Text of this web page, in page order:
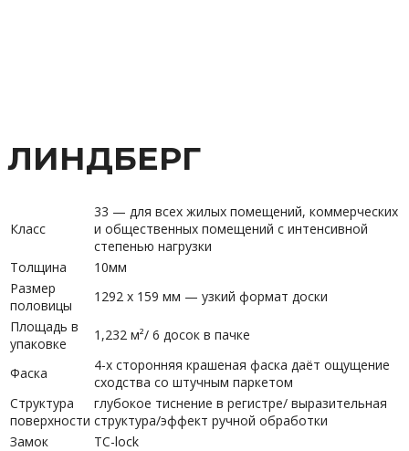
ЛИНДБЕРГ
Класс
33 — для всех жилых помещений, коммерческих
и общественных помещений с интенсивной
степенью нагрузки
Толщина
10мм
Размер
половицы
1292 х 159 мм — узкий формат доски
Площадь в
упаковке
1,232 м²/ 6 досок в пачке
Фаска
4-х сторонняя крашеная фаска даёт ощущение
сходства со штучным паркетом
Структура
поверхности
глубокое тиснение в регистре/ выразительная
структура/эффект ручной обработки
Замок
TC-lock